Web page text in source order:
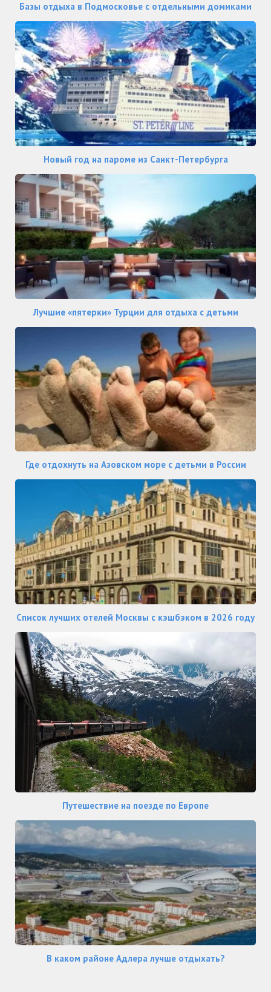
Базы отдыха в Подмосковье с отдельными домиками
Новый год на пароме из Санкт-Петербурга
Лучшие «пятерки» Турции для отдыха с детьми
Где отдохнуть на Азовском море с детьми в России
Список лучших отелей Москвы с кэшбэком в 2026 году
Путешествие на поезде по Европе
В каком районе Адлера лучше отдыхать?